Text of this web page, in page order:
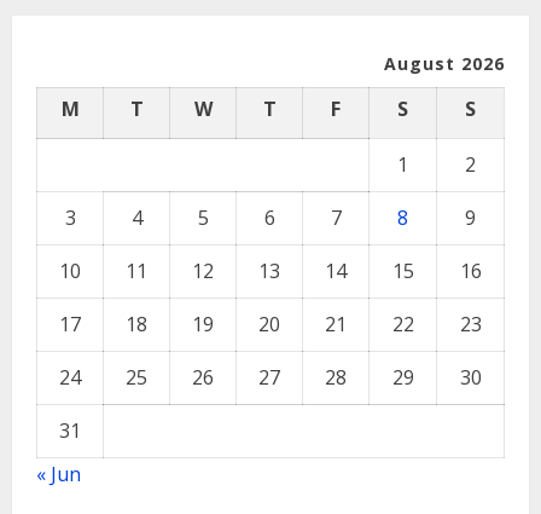
August 2026
M T W T F S S
1
2
3
4 5 6 7 8
9
10
11 12 13 14 15
16
17
18 19 20 21 22
23
24
25 26 27 28 29
30
31
« Jun